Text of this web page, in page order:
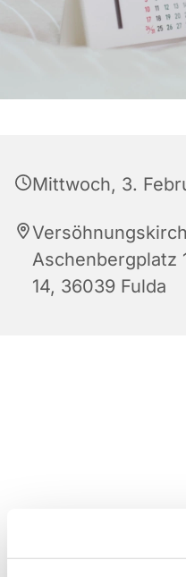
Mittwoch, 3.
Aschenbergplatz
14, 36039 Fulda